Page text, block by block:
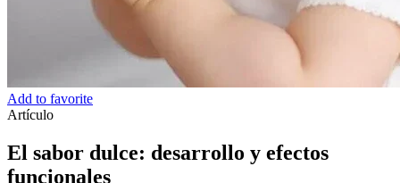
Add to favorite
Artículo
El sabor dulce: desarrollo y efectos
funcionales